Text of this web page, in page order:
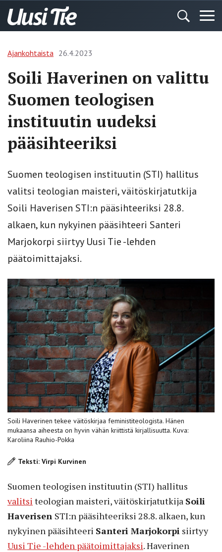
Ajankohtaista 26.4.2023
Soili Haverinen on valittu
Suomen teologisen
instituutin uudeksi
pääsihteeriksi
Suomen teologisen instituutin (STI) hallitus
valitsi teologian maisteri, väitöskirjatutkija
Soili Haverisen STI:n pääsihteeriksi 28.8.
alkaen, kun nykyinen pääsihteeri Santeri
Marjokorpi siirtyy Uusi Tie -lehden
päätoimittajaksi.
Soili Haverinen tekee väitöskirjaa feministiteologista. Hänen
mukaansa aiheesta on hyvin vähän kriittistä kirjallisuutta. Kuva:
Karoliina Rauhio-Pokka
Teksti: Virpi Kurvinen
Suomen teologisen instituutin (STI) hallitus
valitsi teologian maisteri, väitöskirjatutkija Soili
Haverisen STI:n pääsihteeriksi 28.8. alkaen, kun
nykyinen pääsihteeri Santeri Marjokorpi siirtyy
Uusi Tie -lehden päätoimittajaksi. Haverinen